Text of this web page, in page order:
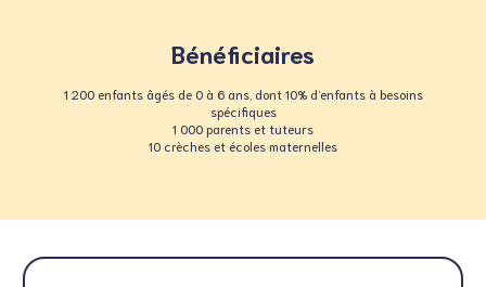
Bénéficiaires
1 200 enfants âgés de 0 à 6 ans, dont 10% d’enfants à besoins
spécifiques
1 000 parents et tuteurs
10 crèches et écoles maternelles